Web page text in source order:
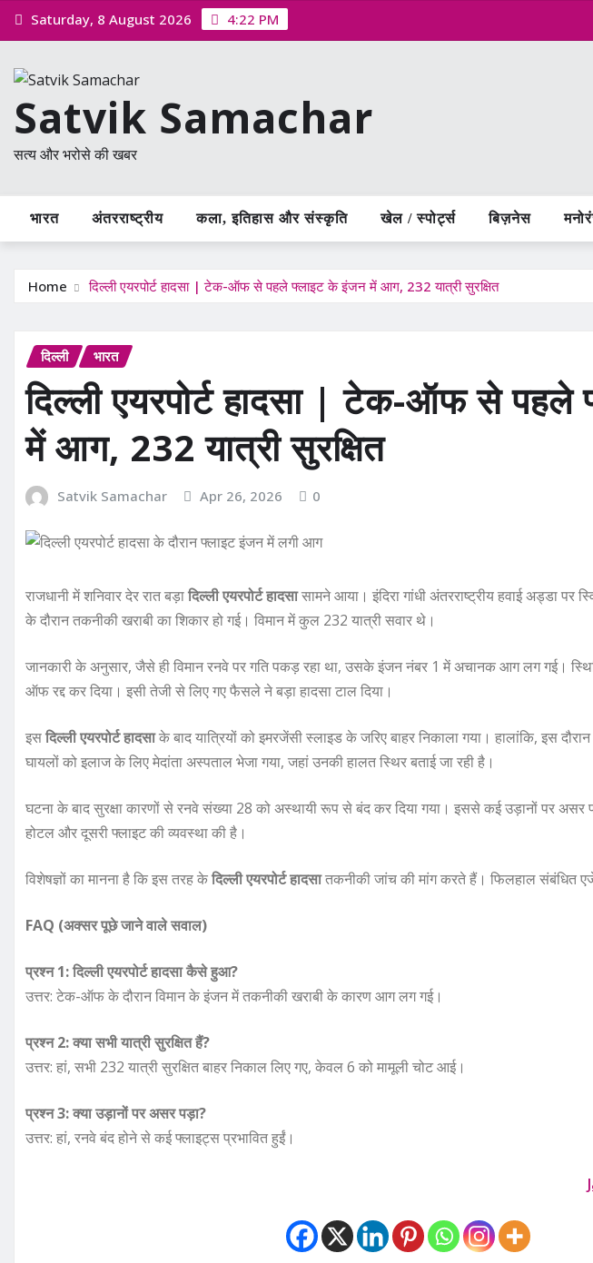
Skip Saturday, 8 August 2026 4:22 PM
Satvik Samachar
सत्य और भरोसे की खबर
भारत अंतरराष्ट्रीय कला, इतिहास और संस्कृति खेल / स्पोर्ट्स बिज़नेस
Home दिल्ली एयरपोर्ट हादसा | टेक-ऑफ से पहले फ्लाइट के इंजन में आग, 232 यात्री सुरक्षित
दिल्ली भारत
दिल्ली एयरपोर्ट हादसा | टेक-ऑफ से
में आग, 232 यात्री सुरक्षित
Satvik Samachar Apr 26, 2026 0
राजधानी में शनिवार देर रात बड़ादिल्ली एयरपोर्ट हादसासामने आया। इंदिरा गांधी अंतरराष्ट्रीय हवाई अड्डा
के दौरान तकनीकी खराबी का शिकार हो गई। विमान में कुल 232 यात्री सवार थे।
जानकारी के अनुसार, जैसे ही विमान रनवे पर गति पकड़ रहा था, उसके इंजन नंबर 1 में अचानक आग लग गई।
ऑफ रद्द कर दिया। इसी तेजी से लिए गए फैसले ने बड़ा हादसा टाल दिया।
इसदिल्ली एयरपोर्ट हादसाके बाद यात्रियों को इमरजेंसी स्लाइड के जरिए बाहर निकाला गया। हालांकि, इस
घायलों को इलाज के लिए मेदांता अस्पताल भेजा गया, जहां उनकी हालत स्थिर बताई जा रही है।
घटना के बाद सुरक्षा कारणों से रनवे संख्या 28 को अस्थायी रूप से बंद कर दिया गया। इससे कई उड़ानों पर असर
होटल और दूसरी फ्लाइट की व्यवस्था की है।
विशेषज्ञों का मानना है कि इस तरह केदिल्ली एयरपोर्ट हादसातकनीकी जांच की मांग करते हैं। फिलहाल संबंधित
FAQ (अक्सर पूछे जाने वाले सवाल)
प्रश्न 1: दिल्ली एयरपोर्ट हादसा कैसे हुआ?
उत्तर: टेक-ऑफ के दौरान विमान के इंजन में तकनीकी खराबी के कारण आग लग गई।
प्रश्न 2: क्या सभी यात्री सुरक्षित हैं?
उत्तर: हां, सभी 232 यात्री सुरक्षित बाहर निकाल लिए गए, केवल 6 को मामूली चोट आई।
प्रश्न 3: क्या उड़ानों पर असर पड़ा?
उत्तर: हां, रनवे बंद होने से कई फ्लाइट्स प्रभावित हुईं।